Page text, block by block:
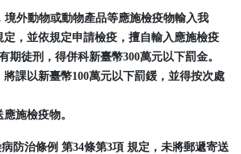
境外動物或動物產品等應施檢疫物輸入我
定，並依規定申請檢疫，擅自輸入應施檢疫
期徒刑，得併科新臺幣300萬元以下罰金。
課以新臺幣100萬元以下罰鍰，並得按次處
施檢疫物。
防治條例 第34條第3項 規定，未將郵遞寄送